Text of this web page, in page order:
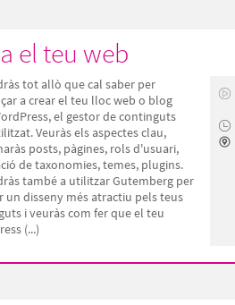
el teu web
tot allò que cal saber per
a crear el teu lloc web o blog
el gestor de continguts
Veuràs els aspectes clau,
posts, pàgines, rols d'usuari,
de taxonomies, temes, plugins.
també a utilitzar Gutemberg per
un disseny més atractiu pels teus
i veuràs com fer que el teu
(...)